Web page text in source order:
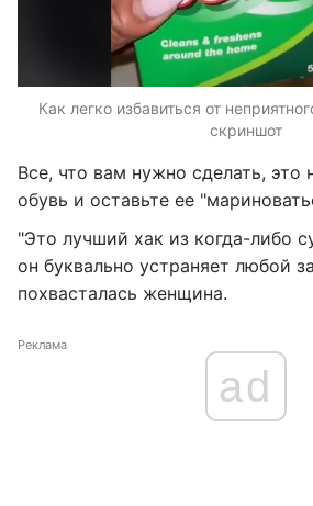
Как легко избавиться от
скриншот
Все, что вам нужно сделать, это
обувь и оставьте ее
"Это лучший хак из когда-либо
он буквально устраняет любой
похвасталась женщина.
Реклама
ad